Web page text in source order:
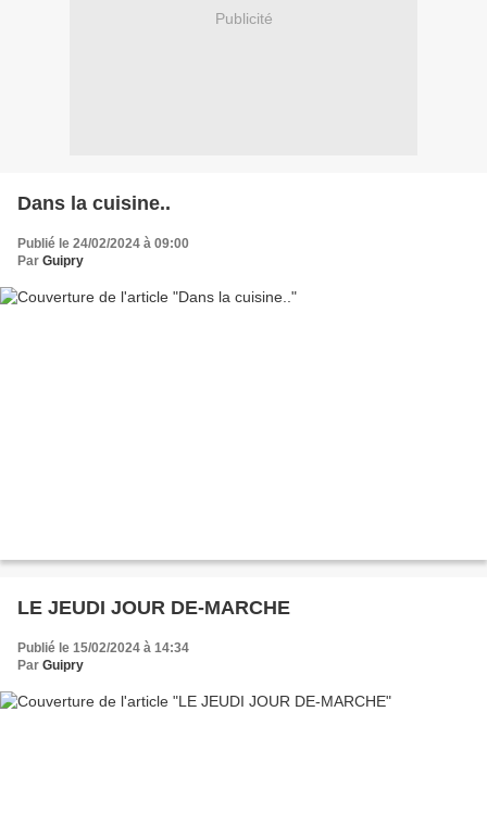
Publicité
Dans la cuisine..
Publié le 24/02/2024 à 09:00
Par Guipry
LE JEUDI JOUR DE-MARCHE
Publié le 15/02/2024 à 14:34
Par Guipry